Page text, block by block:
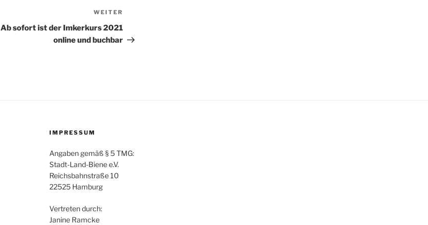
WEITER
Ab sofort ist der Imkerkurs 2021
online und buchbar
IMPRESSUM
Angaben gemäß § 5 TMG:
Stadt-Land-Biene e.V.
Reichsbahnstraße 10
22525 Hamburg
Vertreten durch:
Janine Ramcke